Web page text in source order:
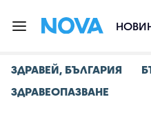
ЗДРАВЕЙ, БЪЛГАРИЯ
ЗДРАВЕОПАЗВАНЕ